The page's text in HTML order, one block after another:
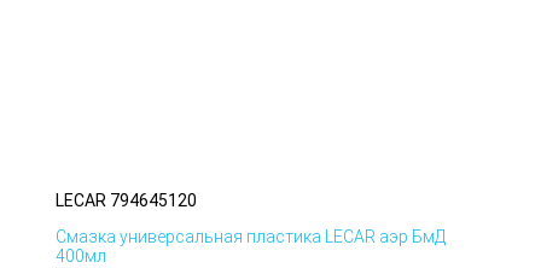
LECAR 794645120
Смазка универсальная пластика LECAR аэр БмД
400мл